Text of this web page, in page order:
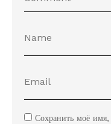
Сохранить моё